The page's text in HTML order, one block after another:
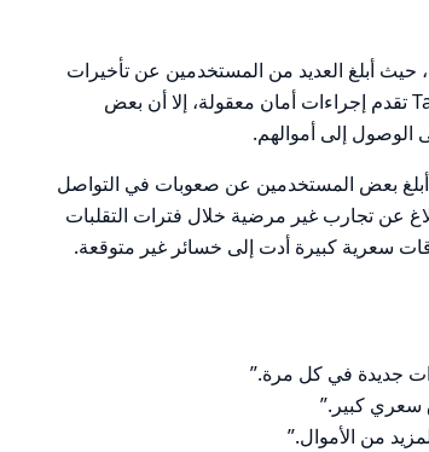
أبلغ العديد من المستخدمين عن تأخيرات
متكررة ومتطلبات تحقق مفرطة. على الرغم من أن Tapbit تقدم إجراءات أمان معقولة، إلا أن بعض
الوصول إلى أموالهم.
بعض المستخدمين عن صعوبات في التواصل
عن تجارب غير مرضية خلال فترات التقلبات
سعرية كبيرة أدت إلى خسائر غير متوقعة.
جديدة في كل مرة.”
من الأموال.”